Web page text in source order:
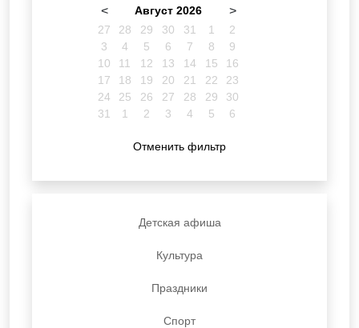
< Август 2026 >
27 28 29 30 31 1
2
3
4 5 6 7 8
9
10
11 12 13 14 15
16
17
18 19 20 21 22
23
24
25 26 27 28 29
30
31
1 2 3 4 5 6
Отменить фильтр
Детская афиша
Культура
Праздники
Спорт